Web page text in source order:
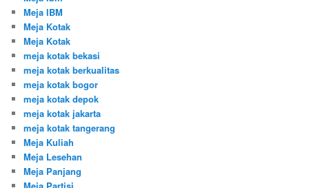
Meja IBM
Meja Kotak
Meja Kotak
meja kotak bekasi
meja kotak berkualitas
meja kotak bogor
meja kotak depok
meja kotak jakarta
meja kotak tangerang
Meja Kuliah
Meja Lesehan
Meja Panjang